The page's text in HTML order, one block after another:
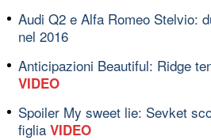
Audi Q2 e Alfa Romeo Stelvio:
nel 2016
Anticipazioni Beautiful: Ridge
VIDEO
Spoiler My sweet lie: Sevket
figlia VIDEO